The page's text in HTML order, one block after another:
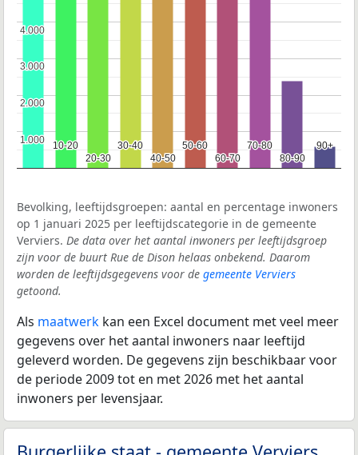
10-20
10-20
20-30
20-30
30-40
30-40
40-50
40-50
50-60
50-60
60-70
60-70
70-80
70-80
80-90
80-90
90+
90+
1.000
1.000
2.000
2.000
3.000
3.000
4.000
4.000
Bevolking, leeftijdsgroepen: aantal en percentage inwoners
op 1 januari 2025 per leeftijdscategorie in de gemeente
Verviers. De data over het aantal inwoners per leeftijdsgroep
zijn voor de buurt Rue de Dison helaas onbekend. Daarom
worden de leeftijdsgegevens voor de gemeente Verviers
getoond.
Als maatwerk kan een Excel document met veel meer
gegevens over het aantal inwoners naar leeftijd
geleverd worden. De gegevens zijn beschikbaar voor
de periode 2009 tot en met 2026 met het aantal
inwoners per levensjaar.